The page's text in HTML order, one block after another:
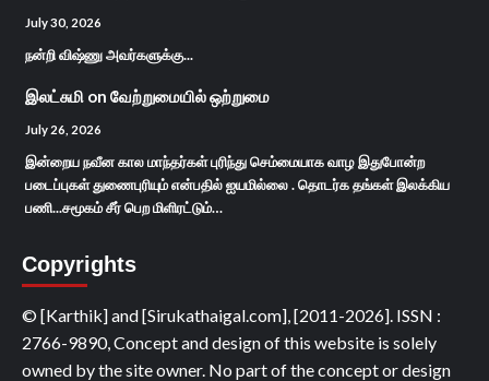
July 30, 2026
நன்றி விஷ்ணு அவர்களுக்கு...
இலட்சுமி on வேற்றுமையில் ஒற்றுமை
July 26, 2026
இன்றைய நவீன கால மாந்தர்கள் புரிந்து செம்மையாக வாழ இதுபோன்ற
படைப்புகள் துணைபுரியும் என்பதில் ஐயமில்லை . தொடர்க தங்கள் இலக்கிய
பணி...சமூகம் சீர் பெற மிளிரட்டும்…
Copyrights
© [Karthik] and [Sirukathaigal.com], [2011-2026]. ISSN :
2766-9890, Concept and design of this website is solely
owned by the site owner. No part of the concept or design